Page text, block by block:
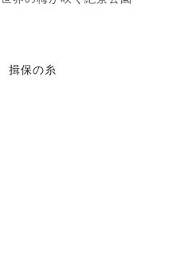
揖保の糸